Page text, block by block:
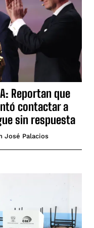
Reportan que
contactar a
sin respuesta
José Palacios